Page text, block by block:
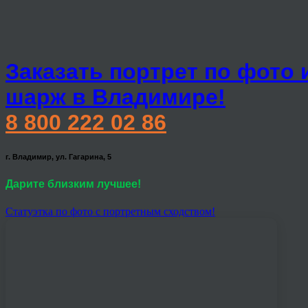
Заказать портрет по фото
шарж в Владимире!
8 800 222 02 86
г. Владимир, ул. Гагарина, 5
Дарите близким лучшее!
Статуэтка по фото с портретным сходством!